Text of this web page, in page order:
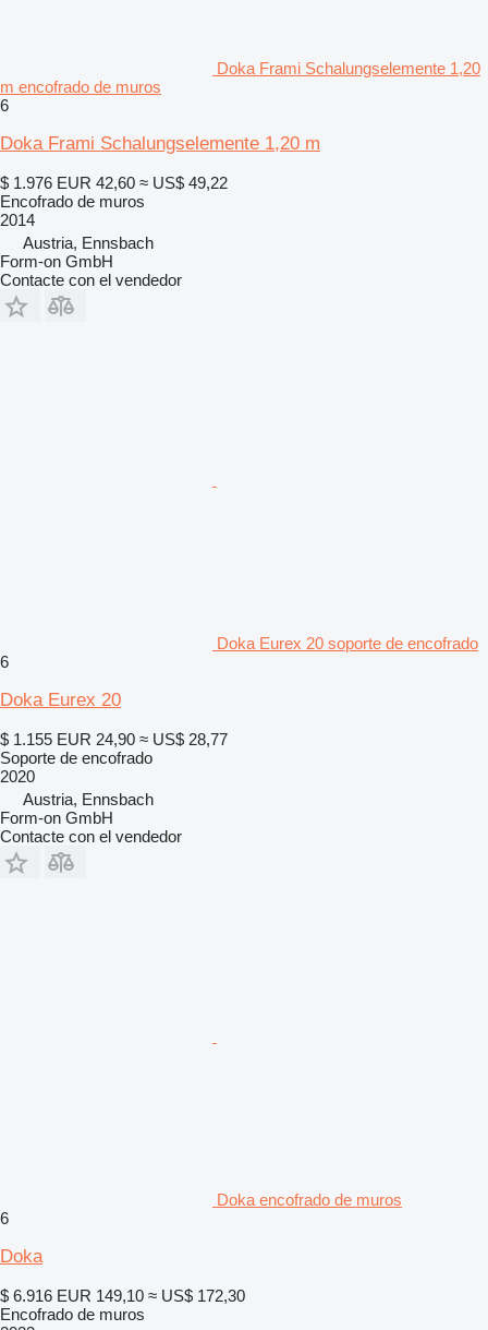
Doka Frami Schalungselemente 1,20
m encofrado de muros
6
Doka Frami Schalungselemente 1,20 m
$ 1.976 EUR 42,60 ≈ US$ 49,22
Encofrado de muros
2014
Austria, Ennsbach
Form-on GmbH
Contacte con el vendedor
Doka Eurex 20 soporte de encofrado
6
Doka Eurex 20
$ 1.155 EUR 24,90 ≈ US$ 28,77
Soporte de encofrado
2020
Austria, Ennsbach
Form-on GmbH
Contacte con el vendedor
Doka encofrado de muros
6
Doka
$ 6.916 EUR 149,10 ≈ US$ 172,30
Encofrado de muros